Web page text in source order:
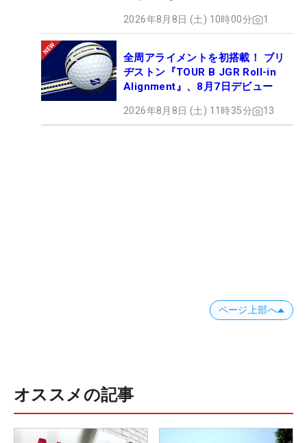
2026年8月8日 (土) 10時00分 1
全周アライメントを初搭載！ ブリ
ヂストン『TOUR B JGR Roll-in
Alignment』、8月7日デビュー
2026年8月8日 (土) 11時35分 13
ページ上部へ
オススメの記事